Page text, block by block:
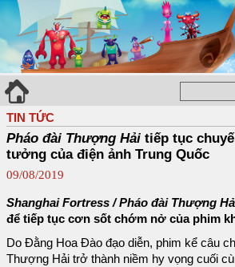
TIN TỨC
Pháo đài Thượng Hải tiếp tục
tưởng của điện ảnh Trung Quốc
09/08/2019
Shanghai Fortress / Pháo đài Thượng
để tiếp tục cơn sốt chớm nở của phim
Do Đằng Hoa Đào đạo diễn, phim kể câu
Thượng Hải trở thành niềm hy vọng cuối